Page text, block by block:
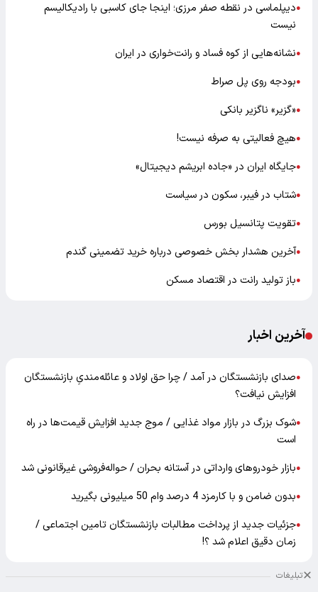
●دیپلماسی در نقطه صفر مرزی؛ اینجا جای کاسبی با رادیکالیسم
نیست
●نشانه‌هایی از کوه فساد و رانت‌خواری در ایران
●بودجه روی پل صراط
●«گزیر» ناگزیر بانکی
●هیچ فعالیتی به صرفه نیست!
●جایگاه ایران در «جاده ابریشم دیجیتال»
●شتاب در فیبر، سکون در سیاست
●تقویت پتانسیل بورس
●آخرین هشدار بخش خصوصی درباره خرید تضمینی گندم
●باز تولید رانت در اقتصاد مسکن
آخرین اخبار
●صدای بازنشستگان در آمد / چرا حق اولاد و عائله‌مندیِ بازنشستگان
افزایش نیافت؟
●شوک بزرگ در بازار مواد غذایی / موج جدید افزایش قیمت‌ها در راه
است
●بازار خودرو‌های وارداتی در آستانه بحران / حواله‌فروشی غیرقانونی شد
●بدون ضامن و با کارمزد 4 درصد وام 50 میلیونی بگیرید
●جزئیات جدید از پرداخت مطالبات بازنشستگان تامین اجتماعی /
زمان دقیق اعلام شد ؟!
تبلیغات